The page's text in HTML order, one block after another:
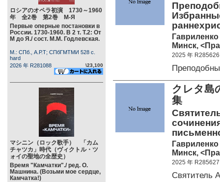
ロシアのオペラ初演 1730～1960
年 全2巻 第2巻 М-Я
Первые оперные постановки в
России. 1730-1960. В 2 т. Т.2: От
М до Я./ сост. М.М. Годлевская.
М.: СПб., А.Р.Т; СПбГМТМИ 528 c.
hard
2026 年 R281088
\23,100
マシニン（ロック歌手） 「カム
チャツカ」時代（ヴィクトル・ツ
ォイの聖地の全歴史）
Время "Камчатки"./ ред. О.
Машнина. (Возьми мое сердце,
Камчатка!)
Гавриленко
Минск,
2025 年 R285626
クレタ
集
Гавриленко
Минск,
2025 年 R285627
Святитель